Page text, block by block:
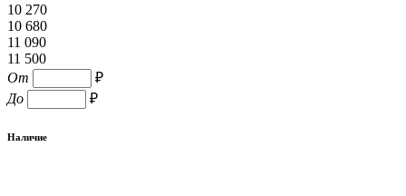
10 270
10 680
11 090
11 500
От
₽
До
₽
Наличие